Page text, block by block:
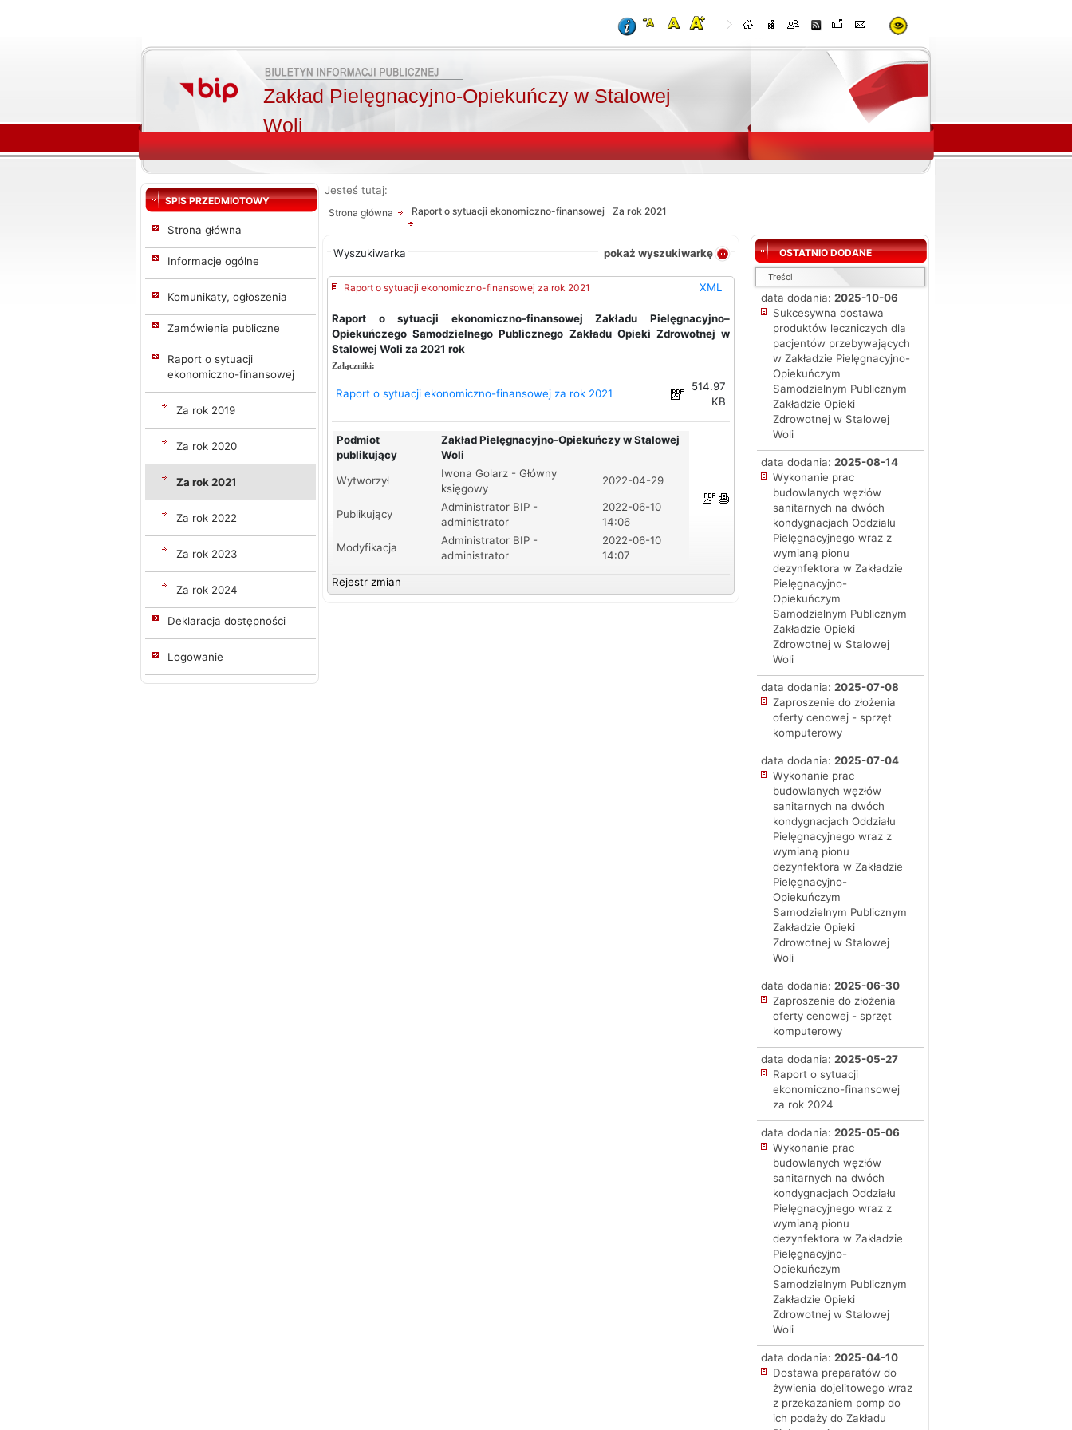
Zakład Pielęgnacyjno-Opiekuńczy w Stalowej
Woli
SPIS PRZEDMIOTOWY
Strona główna
Informacje ogólne
Komunikaty, ogłoszenia
Zamówienia publiczne
Raport o sytuacji
ekonomiczno-finansowej
Za rok 2019
Za rok 2020
Za rok 2021
Za rok 2022
Za rok 2023
Za rok 2024
Deklaracja dostępności
Logowanie
Jesteś tutaj:
Strona główna Raport o sytuacji ekonomiczno-finansowej Za rok 2021
Wyszukiwarka pokaż wyszukiwarkę
Do:
Szukaj
XML
Raport o sytuacji ekonomiczno-finansowej za rok 2021
Raport o sytuacji ekonomiczno-finansowejZakładu Pielęgnacyjno–
OpiekuńczegoSamodzielnego Publicznego Zakładu Opieki Zdrowotnejw
Stalowej Woli za 2021 rok
Załączniki:
Raport o sytuacji ekonomiczno-finansowej za rok 2021
514.97
KB
Podmiot
publikujący
Zakład Pielęgnacyjno-Opiekuńczy w Stalowej
Woli
Wytworzył
Iwona Golarz - Główny
księgowy
2022-04-29
Publikujący
Administrator BIP -
administrator
2022-06-10
14:06
Modyfikacja
Administrator BIP -
administrator
2022-06-10
14:07
Rejestr zmian
OSTATNIO DODANE
Treści
data dodania: 2025-10-06
Sukcesywna dostawa
produktów leczniczych dla
pacjentów przebywających
w Zakładzie Pielęgnacyjno-
Opiekuńczym
Samodzielnym Publicznym
Zakładzie Opieki
Zdrowotnej w Stalowej
Woli
data dodania: 2025-08-14
Wykonanie prac
budowlanych węzłów
sanitarnych na dwóch
kondygnacjach Oddziału
Pielęgnacyjnego wraz z
wymianą pionu
dezynfektora w Zakładzie
Pielęgnacyjno-
Opiekuńczym
Samodzielnym Publicznym
Zakładzie Opieki
Zdrowotnej w Stalowej
Woli
data dodania: 2025-07-08
Zaproszenie do złożenia
oferty cenowej - sprzęt
komputerowy
data dodania: 2025-07-04
Wykonanie prac
budowlanych węzłów
sanitarnych na dwóch
kondygnacjach Oddziału
Pielęgnacyjnego wraz z
wymianą pionu
dezynfektora w Zakładzie
Pielęgnacyjno-
Opiekuńczym
Samodzielnym Publicznym
Zakładzie Opieki
Zdrowotnej w Stalowej
Woli
data dodania: 2025-06-30
Zaproszenie do złożenia
oferty cenowej - sprzęt
komputerowy
data dodania: 2025-05-27
Raport o sytuacji
ekonomiczno-finansowej
za rok 2024
data dodania: 2025-05-06
Wykonanie prac
budowlanych węzłów
sanitarnych na dwóch
kondygnacjach Oddziału
Pielęgnacyjnego wraz z
wymianą pionu
dezynfektora w Zakładzie
Pielęgnacyjno-
Opiekuńczym
Samodzielnym Publicznym
Zakładzie Opieki
Zdrowotnej w Stalowej
Woli
data dodania: 2025-04-10
Dostawa preparatów do
żywienia dojelitowego wraz
z przekazaniem pomp do
ich podaży do Zakładu